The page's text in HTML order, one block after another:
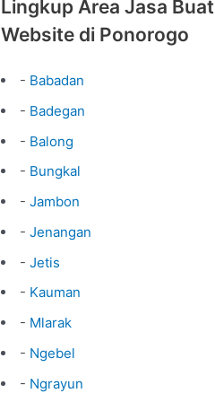
Lingkup Area Jasa Buat
Website di Ponorogo
- Babadan
- Badegan
- Balong
- Bungkal
- Jambon
- Jenangan
- Jetis
- Kauman
- Mlarak
- Ngebel
- Ngrayun